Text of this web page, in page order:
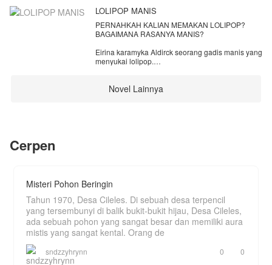
hilangkan demi bisa mendapatkan fokus cerita.
Agar bisa mengerti alurnya, silahkan baca terlebih
dahulu Novel Cinta Ugal - Ugalan Mas Kades dan
pembaca yang belum membaca kedua Novel
tersebut.
Happy Reading
mengira jika Sekar kabur dengan orang lain.
Beberapa bulan kemudian, teror mulai
menghantui desa Wanasari. Kejadian-kejadian
ketakutan.
LOLIPOP MANIS
PERNAHKAH KALIAN MEMAKAN LOLIPOP?
BAGAIMANA RASANYA MANIS?
Eirina karamyka Aldirck seorang gadis manis yang
menyukai lolipop.
NONTON LOLIPOP MANIS BY NILA EDRINA
Novel Lainnya
Cerpen
Misteri Pohon Beringin
Tahun 1970, Desa Cileles. Di sebuah desa terpencil
yang tersembunyi di balik bukit-bukit hijau, Desa Cileles,
ada sebuah pohon yang sangat besar dan memiliki aura
mistis yang sangat kental. Orang de
sndzzyhrynn 0 0